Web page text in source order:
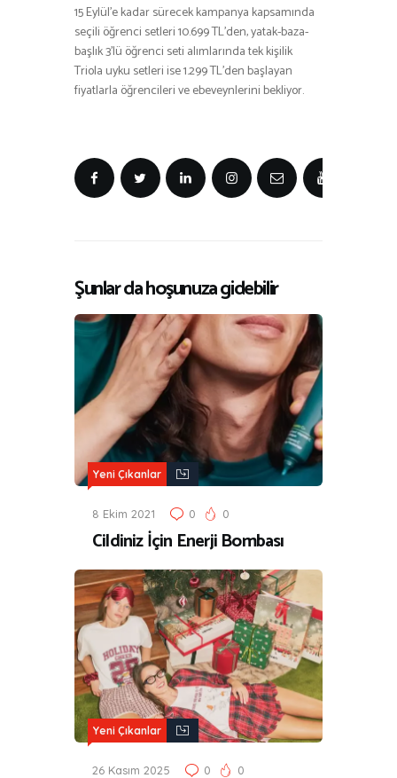
15 Eylül’e kadar sürecek kampanya kapsamında
seçili öğrenci setleri 10.699 TL’den, yatak-baza-
başlık 3’lü öğrenci seti alımlarında tek kişilik
Triola uyku setleri ise 1.299 TL’den başlayan
fiyatlarla öğrencileri ve ebeveynlerini bekliyor.
Şunlar da hoşunuza gidebilir
Yeni Çıkanlar
8 Ekim 2021 0 0
Cildiniz İçin Enerji Bombası
Yeni Çıkanlar
26 Kasım 2025 0 0